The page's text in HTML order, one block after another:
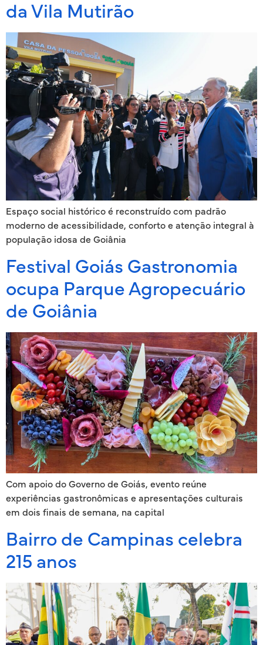
da Vila Mutirão
Espaço social histórico é reconstruído com padrão
moderno de acessibilidade, conforto e atenção integral à
população idosa de Goiânia
Festival Goiás Gastronomia
ocupa Parque Agropecuário
de Goiânia
Com apoio do Governo de Goiás, evento reúne
experiências gastronômicas e apresentações culturais
em dois finais de semana, na capital
Bairro de Campinas celebra
215 anos